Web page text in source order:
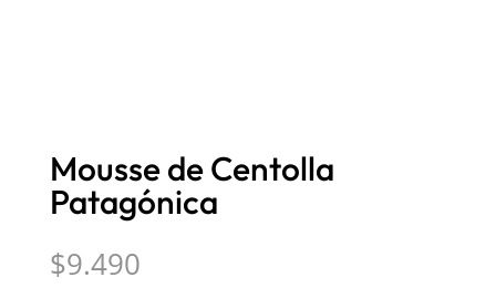
Mousse de Centolla
Patagónica
$9.490